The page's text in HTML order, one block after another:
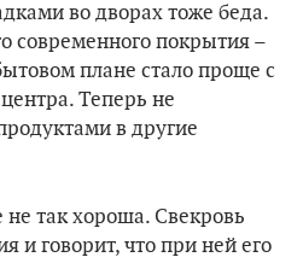
во дворах тоже беда.
современного покрытия –
плане стало проще с
Теперь не
в другие
не так хороша. Свекровь
и говорит, что при ней его